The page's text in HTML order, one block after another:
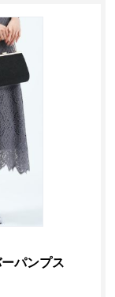
パンプス